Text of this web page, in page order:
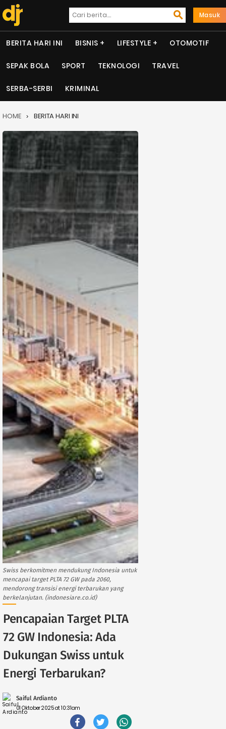
Masuk
BERITA HARI INI BISNIS LIFESTYLE OTOMOTIF
SEPAK BOLA SPORT TEKNOLOGI TRAVEL
SERBA-SERBI KRIMINAL
HOME BERITA HARI INI
Swiss berkomitmen mendukung Indonesia untuk
mencapai target PLTA 72 GW pada 2060,
mendorong transisi energi terbarukan yang
berkelanjutan. (indonesiare.co.id)
Pencapaian Target PLTA
72 GW Indonesia: Ada
Dukungan Swiss untuk
Energi Terbarukan?
Saiful Ardianto
01 Oktober 2025 at 10:31am